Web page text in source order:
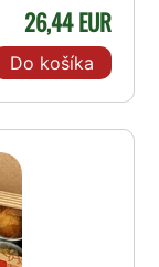
26,44 EUR
Do košíka